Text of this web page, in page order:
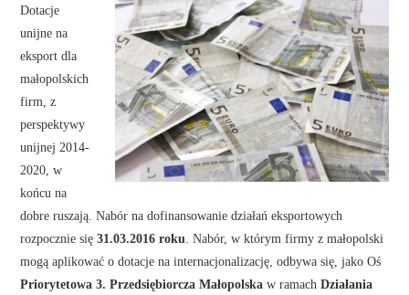
Dotacje
unijne na
eksport dla
małopolskich
firm, z
perspektywy
unijnej 2014-
2020, w
końcu na
dobre ruszają. Nabór na dofinansowanie działań eksportowych
rozpocznie się31.03.2016 roku. Nabór, w którym firmy z małopolski
mogą aplikować o dotacje na internacjonalizację, odbywa się, jako Oś
Priorytetowa 3. Przedsiębiorcza Małopolskaw ramach Działania